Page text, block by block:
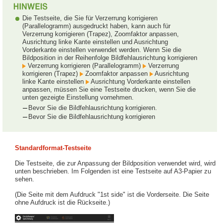
Die Testseite, die Sie für Verzerrung korrigieren
(Parallelogramm) ausgedruckt haben, kann auch für
Verzerrung korrigieren (Trapez), Zoomfaktor anpassen,
Ausrichtung linke Kante einstellen und Ausrichtung
Vorderkante einstellen verwendet werden. Wenn Sie die
Bildposition in der Reihenfolge Bildfehlausrichtung korrigieren
Verzerrung korrigieren (Parallelogramm)
Verzerrung
korrigieren (Trapez)
Zoomfaktor anpassen
Ausrichtung
linke Kante einstellen
Ausrichtung Vorderkante einstellen
anpassen, müssen Sie eine Testseite drucken, wenn Sie die
unten gezeigte Einstellung vornehmen.
Bevor Sie die Bildfehlausrichtung korrigieren.
Bevor Sie die Bildfehlausrichtung korrigieren
Standardformat-Testseite
Die Testseite, die zur Anpassung der Bildposition verwendet wird, wird
unten beschrieben. Im Folgenden ist eine Testseite auf A3-Papier zu
sehen.
(Die Seite mit dem Aufdruck "1st side" ist die Vorderseite. Die Seite
ohne Aufdruck ist die Rückseite.)